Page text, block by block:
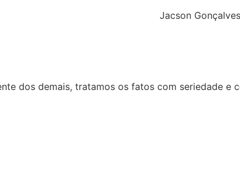
Jacson Gonçalves
dos demais, tratamos os fatos com seriedade e